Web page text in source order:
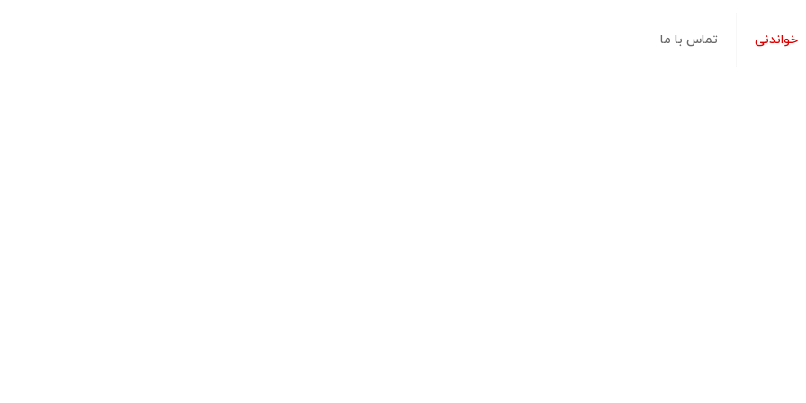
خواندنی تماس با ما